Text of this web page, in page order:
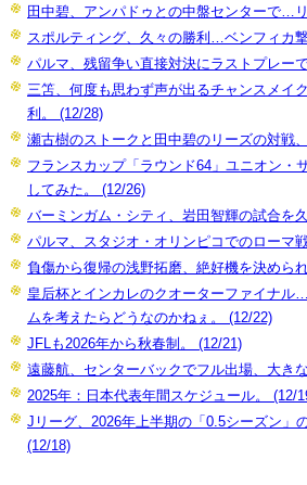
田中碧、アンパドゥとの中盤センターで…
スポルティング、久々の勝利…ベンフィカ
パルマ、残留争い直接対決にラストプレー
三笘、何度も思わず声が出るチャンスメイ
利。 (12/28)
瀬古樹のストークと田中碧のリーズの対戦
フランスカップ「ラウンド64」ユニオン・
してみた。 (12/26)
バーミンガム・シティ、岩田智輝の試合を
パルマ、スタジオ・オリンピコでのローマ
負傷から復帰の浅野拓磨、絶好機を決めら
皇后杯とインカレのクオーターファイナル
ムを考えたらどうなのかねぇ。 (12/22)
JFLも2026年から秋春制。 (12/21)
遠藤航、センターバックでフル出場、大き
2025年：日本代表年間スケジュール。 (12/
Jリーグ、2026年上半期の「0.5シーズン」
(12/18)